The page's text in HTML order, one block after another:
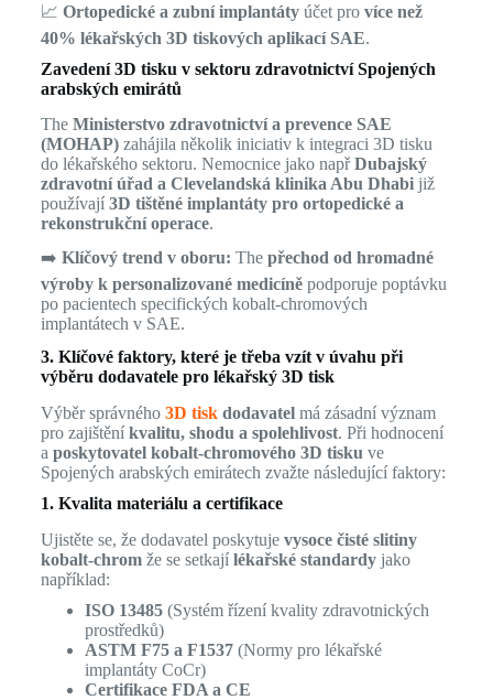
📈 Ortopedické a zubní implantátyúčet pro více než
40% lékařských 3D tiskových aplikací SAE.
Zavedení 3D tisku v sektoru zdravotnictví Spojených
arabských emirátů
The Ministerstvo zdravotnictví a prevence SAE
(MOHAP)zahájila několik iniciativ k integraci 3D tisku
do lékařského sektoru. Nemocnice jako napřDubajský
zdravotní úřad a Clevelandská klinika Abu Dhabijiž
používají 3D tištěné implantáty pro ortopedické a
rekonstrukční operace.
➡️ Klíčový trend v oboru: The přechod od hromadné
výroby k personalizované medicíněpodporuje poptávku
po pacientech specifických kobalt-chromových
implantátech v SAE.
3. Klíčové faktory, které je třeba vzít v úvahu při
výběru dodavatele pro lékařský 3D tisk
Výběr správného 3D tisk dodavatelmá zásadní význam
pro zajištění kvalitu, shodu a spolehlivost. Při hodnocení
a poskytovatel kobalt-chromového 3D tisku ve
Spojených arabských emirátech zvažte následující faktory:
1. Kvalita materiálu a certifikace
Ujistěte se, že dodavatel poskytuje vysoce čisté slitiny
kobalt-chromže se setkají lékařské standardyjako
například:
ISO 13485(Systém řízení kvality zdravotnických
prostředků)
ASTM F75 a F1537(Normy pro lékařské
implantáty CoCr)
Certifikace FDA a CE